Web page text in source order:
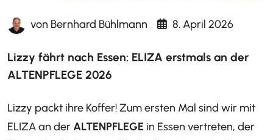
von Bernhard Bühlmann 8. April 2026
Lizzy fährt nach Essen: ELIZA erstmals an der
ALTENPFLEGE 2026
Lizzy packt ihre Koffer! Zum ersten Mal sind wir mit
ELIZA an derALTENPFLEGE in Essen vertreten, der